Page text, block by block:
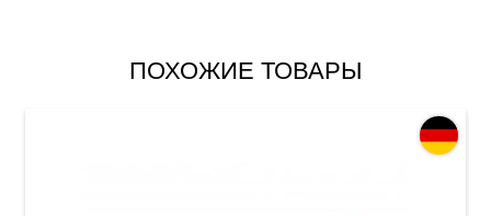
ПОХОЖИЕ ТОВАРЫ